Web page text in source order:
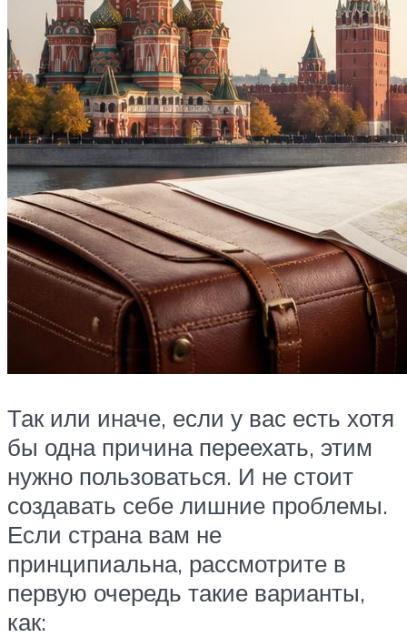
Так или иначе, если у вас есть хотя
бы одна причина переехать, этим
нужно пользоваться. И не стоит
создавать себе лишние проблемы.
Если страна вам не
принципиальна, рассмотрите в
первую очередь такие варианты,
как: